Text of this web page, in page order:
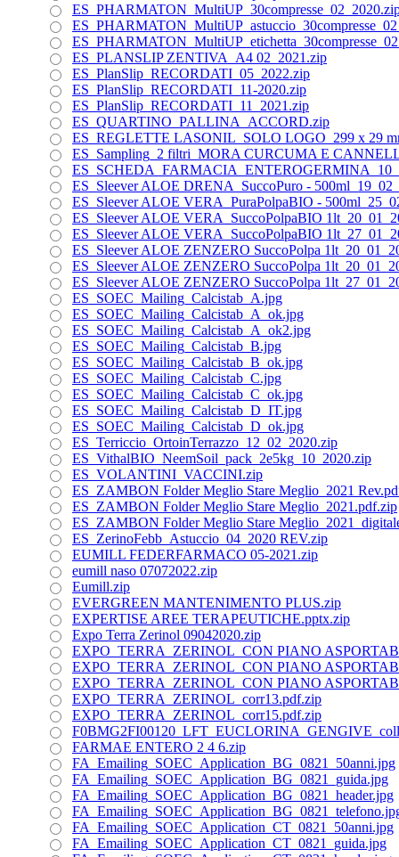
ES_PLANSLIP ZENTIVA_A4 02_2021.zip
ES_PlanSlip_RECORDATI_05_2022.zip
ES_PlanSlip_RECORDATI_11-2020.zip
ES_PlanSlip_RECORDATI_11_2021.zip
ES_QUARTINO_PALLINA_ACCORD.zip
ES_REGLETTE LASONIL_SOLO LOGO_299 x 29
ES_Sampling_2 filtri_MORA CURCUMA E
ES_Sleever ALOE DRENA_SuccoPuro -
ES_Sleever ALOE VERA_PuraPolpaBIO -
ES_Sleever ALOE VERA_SuccoPolpaBIO
ES_Sleever ALOE VERA_SuccoPolpaBIO
ES_Sleever ALOE ZENZERO SuccoPolpa
ES_Sleever ALOE ZENZERO SuccoPolpa
ES_Sleever ALOE ZENZERO SuccoPolpa
ES_SOEC_Mailing_Calcistab_A.jpg
ES_SOEC_Mailing_Calcistab_A_ok.jpg
ES_SOEC_Mailing_Calcistab_A_ok2.jpg
ES_SOEC_Mailing_Calcistab_B.jpg
ES_SOEC_Mailing_Calcistab_B_ok.jpg
ES_SOEC_Mailing_Calcistab_C.jpg
ES_SOEC_Mailing_Calcistab_C_ok.jpg
ES_SOEC_Mailing_Calcistab_D_IT.jpg
ES_SOEC_Mailing_Calcistab_D_ok.jpg
ES_Terriccio_OrtoinTerrazzo_12_02_2020.zip
ES_VithalBIO_NeemSoil_pack_2e5kg_10_2020.zip
ES_VOLANTINI_VACCINI.zip
ES_ZAMBON Folder Meglio Stare Meglio_2021
ES_ZAMBON Folder Meglio Stare Meglio_2021.pdf.zip
ES_ZAMBON Folder Meglio Stare
ES_ZerinoFebb_Astuccio_04_2020 REV.zip
EUMILL FEDERFARMACO 05-2021.zip
eumill naso 07072022.zip
Eumill.zip
EVERGREEN MANTENIMENTO PLUS.zip
EXPERTISE AREE TERAPEUTICHE.pptx.zip
Expo Terra Zerinol 09042020.zip
EXPO_TERRA_ZERINOL_CON PIANO
EXPO_TERRA_ZERINOL_CON PIANO
EXPO_TERRA_ZERINOL_CON PIANO
EXPO_TERRA_ZERINOL_corr13.pdf.zip
EXPO_TERRA_ZERINOL_corr15.pdf.zip
FARMAE ENTERO 2 4 6.zip
FA_Emailing_SOEC_Application_BG_0821_50anni.jpg
FA_Emailing_SOEC_Application_BG_0821_guida.jpg
FA_Emailing_SOEC_Application_BG_0821_header.jpg
FA_Emailing_SOEC_Application_CT_0821_50anni.jpg
FA_Emailing_SOEC_Application_CT_0821_guida.jpg